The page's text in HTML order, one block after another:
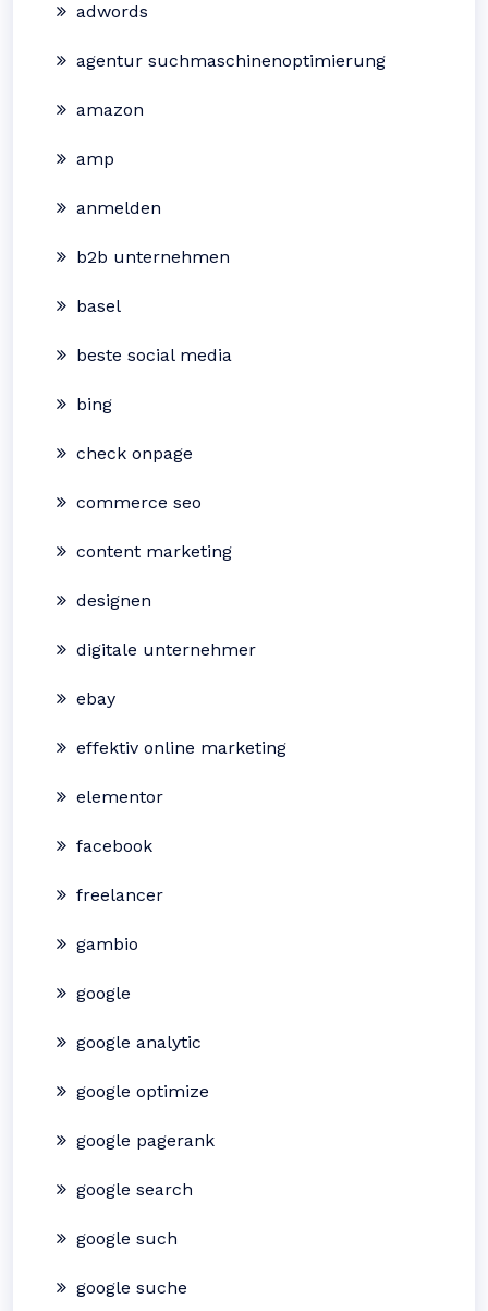
adwords
agentur suchmaschinenoptimierung
amazon
amp
anmelden
b2b unternehmen
basel
beste social media
bing
check onpage
commerce seo
content marketing
designen
digitale unternehmer
ebay
effektiv online marketing
elementor
facebook
freelancer
gambio
google
google analytic
google optimize
google pagerank
google search
google such
google suche